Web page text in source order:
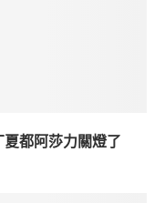
都阿莎力關燈了